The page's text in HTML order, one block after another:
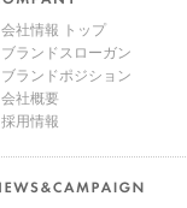
会社情報 トップ
ブランドスローガン
ブランドポジション
会社概要
採用情報